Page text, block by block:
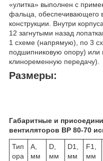
«улитка» выполнен с
фальца, обеспечивающего
конструкции. Внутри
12 загнутыми назад
1 схеме (напрямую), по 3
подшипниковую опору) или
клиноременную передачу).
Размеры:
Габаритные и
вентиляторов ВР 80-70
Тип
ора
А,
мм
D,
мм
D1,
мм
F1,
мм